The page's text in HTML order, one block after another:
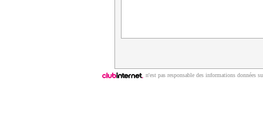
n'est pas responsable des informations données